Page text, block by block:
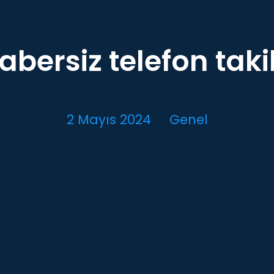
telefon
2 Mayıs 2024 Genel